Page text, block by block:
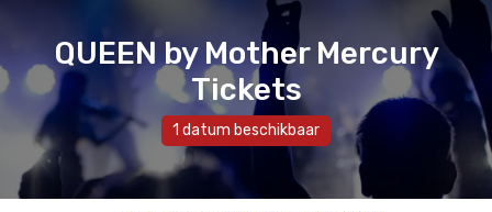
QUEEN by Mother Mercury
Tickets
1 datum beschikbaar